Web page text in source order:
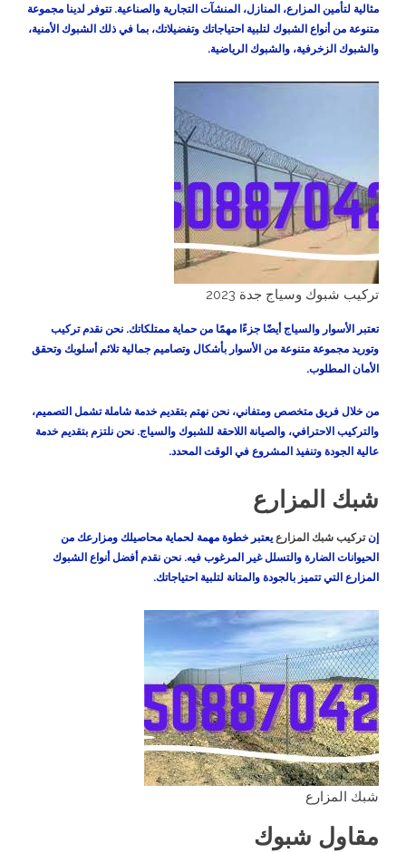
مثالية لتأمين المزارع، المنازل، المنشآت التجارية والصناعية. تتوفر لدينا مجموعة
متنوعة من أنواع الشبوك لتلبية احتياجاتك وتفضيلاتك، بما في ذلك الشبوك الأمنية،
والشبوك الزخرفية، والشبوك الرياضية.
تركيب شبوك وسياج جدة 2023
تعتبر الأسوار والسياج أيضًا جزءًا مهمًا من حماية ممتلكاتك. نحن نقدم تركيب
وتوريد مجموعة متنوعة من الأسوار بأشكال وتصاميم جمالية تلائم أسلوبك وتحقق
الأمان المطلوب.
من خلال فريق متخصص ومتفاني، نحن نهتم بتقديم خدمة شاملة تشمل التصميم،
والتركيب الاحترافي، والصيانة اللاحقة للشبوك والسياج. نحن نلتزم بتقديم خدمة
عالية الجودة وتنفيذ المشروع في الوقت المحدد.
شبك المزارع
إنتركيب شبك المزارع يعتبر خطوة مهمة لحماية محاصيلك ومزارعك من
الحيوانات الضارة والتسلل غير المرغوب فيه. نحن نقدم أفضل أنواع الشبوك
المزارع التي تتميز بالجودة والمتانة لتلبية احتياجاتك.
شبك المزارع
مقاول شبوك